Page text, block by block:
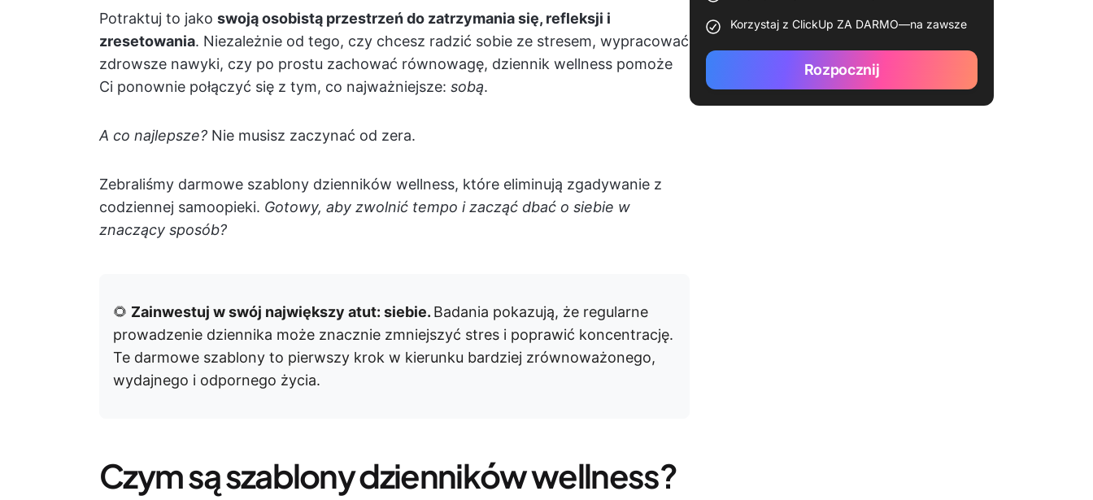
Potraktuj to jako swoją osobistą przestrzeń do zatrzymania się, refleksji i
zresetowania. Niezależnie od tego, czy chcesz radzić sobie ze stresem, wypracować
zdrowsze nawyki, czy po prostu zachować równowagę, dziennik wellness pomoże
Ci ponownie połączyć się z tym, co najważniejsze: sobą.
A co najlepsze? Nie musisz zaczynać od zera.
Zebraliśmy darmowe szablony dzienników wellness, które eliminują zgadywanie z
codziennej samoopieki. Gotowy, aby zwolnić tempo i zacząć dbać o siebie w
znaczący sposób?
🌻 Zainwestuj w swój największy atut: siebie. Badania pokazują, że regularne
prowadzenie dziennika może znacznie zmniejszyć stres i poprawić koncentrację.
Te darmowe szablony to pierwszy krok w kierunku bardziej zrównoważonego,
wydajnego i odpornego życia.
Czym są szablony dzienników wellness?
Korzystaj z ClickUp ZA DARMO—na zawsze
Rozpocznij